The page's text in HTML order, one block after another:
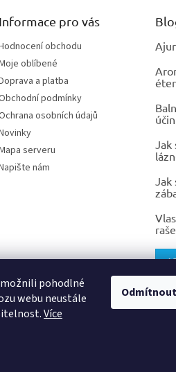
pohodlné
webu neustále
Více
Odmítnout
Informace pro vás
obchodu
oblíbené
a platba
podmínky
osobních údajů
serveru
nám